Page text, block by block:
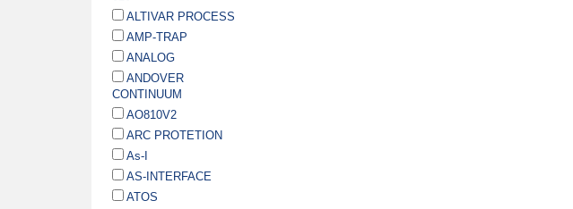
ALTIVAR PROCESS
AMP-TRAP
ANALOG
ANDOVER
CONTINUUM
AO810V2
ARC PROTETION
As-I
AS-INTERFACE
ATOS